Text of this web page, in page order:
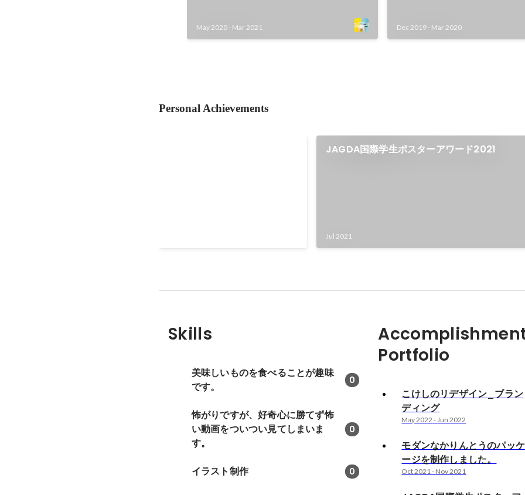
May 2020- Mar 2021 Dec 2019 - Mar 2020
Personal Achievements
JAGDA国際学生ポスターアワード2021
Jul 2021
Skills
美味しいものを食べることが趣味
です。
0
怖がりですが、好奇心に勝てず怖
い動画をついつい見てしまいま
す。
0
イラスト制作 0
Portfolio
こけしのリデザイン_ブラン
ディング
May 2022 - Jun 2022
モダンなかりんとうのパッケ
ージを制作しました。
Oct 2021 - Nov 2021